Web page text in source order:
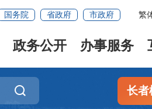
国务院 省政府 市政府 繁
政务公开 办事服务
长者